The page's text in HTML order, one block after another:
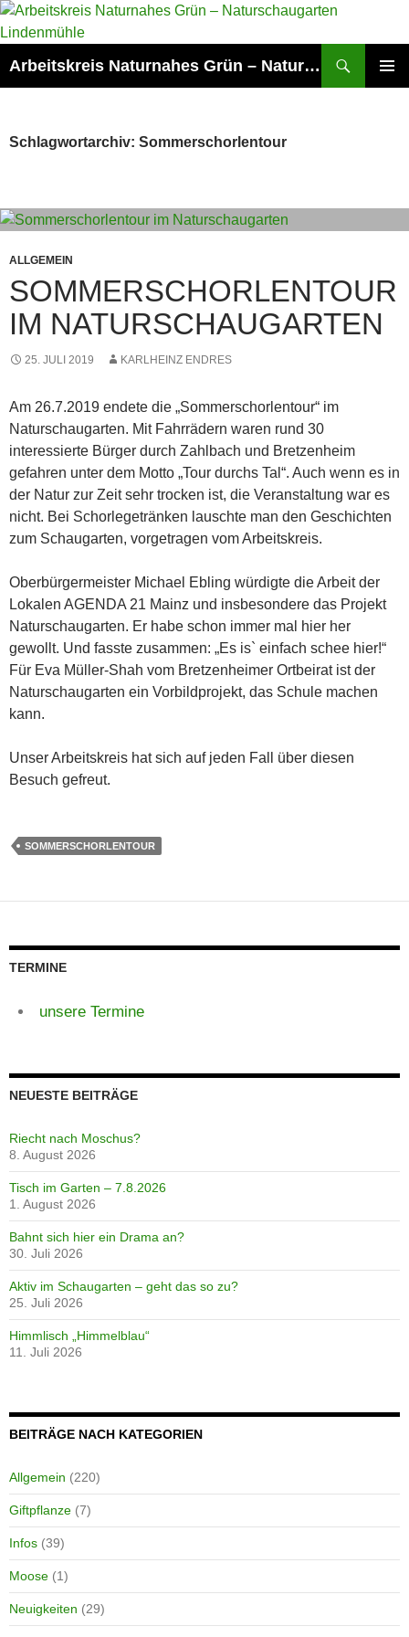
Zum
Inhalt
Arbeitskreis Naturnahes Grün – Naturschaugarten Lindenmühle
Schlagwortarchiv: Sommerschorlentour
ALLGEMEIN
SOMMERSCHORLENTOUR
IM NATURSCHAUGARTEN
25. JULI 2019 KARLHEINZ ENDRES
Am 26.7.2019 endete die „Sommerschorlentour“ im
Naturschaugarten. Mit Fahrrädern waren rund 30
interessierte Bürger durch Zahlbach und Bretzenheim
gefahren unter dem Motto „Tour durchs Tal“. Auch wenn es in
der Natur zur Zeit sehr trocken ist, die Veranstaltung war es
nicht. Bei Schorlegetränken lauschte man den Geschichten
zum Schaugarten, vorgetragen vom Arbeitskreis.
Oberbürgermeister Michael Ebling würdigte die Arbeit der
Lokalen AGENDA 21 Mainz und insbesondere das Projekt
Naturschaugarten. Er habe schon immer mal hier her
gewollt. Und fasste zusammen: „Es is` einfach schee hier!“
Für Eva Müller-Shah vom Bretzenheimer Ortbeirat ist der
Naturschaugarten ein Vorbildprojekt, das Schule machen
kann.
Unser Arbeitskreis hat sich auf jeden Fall über diesen
Besuch gefreut.
SOMMERSCHORLENTOUR
TERMINE
unsere Termine
NEUESTE BEITRÄGE
Riecht nach Moschus?
8. August 2026
Tisch im Garten – 7.8.2026
1. August 2026
Bahnt sich hier ein Drama an?
30. Juli 2026
Aktiv im Schaugarten – geht das so zu?
25. Juli 2026
Himmlisch „Himmelblau“
11. Juli 2026
BEITRÄGE NACH KATEGORIEN
Allgemein (220)
Giftpflanze (7)
Infos (39)
Moose (1)
Neuigkeiten (29)